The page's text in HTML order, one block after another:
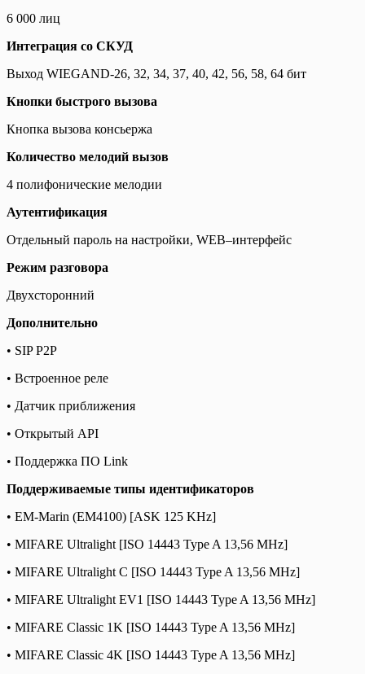
6 000 лиц
Интеграция со СКУД
Выход WIEGAND-26, 32, 34, 37, 40, 42, 56, 58, 64 бит
Кнопки быстрого вызова
Кнопка вызова консьержа
Количество мелодий вызов
4 полифонические мелодии
Аутентификация
Отдельный пароль на настройки, WEB–интерфейс
Режим разговора
Двухсторонний
Дополнительно
• SIP P2P
• Встроенное реле
• Датчик приближения
• Открытый API
• Поддержка ПО Link
Поддерживаемые типы идентификаторов
• EM-Marin (EM4100) [ASK 125 KHz]
• MIFARE Ultralight [ISO 14443 Type A 13,56 MHz]
• MIFARE Ultralight C [ISO 14443 Type A 13,56 MHz]
• MIFARE Ultralight EV1 [ISO 14443 Type A 13,56 MHz]
• MIFARE Classic 1K [ISO 14443 Type A 13,56 MHz]
• MIFARE Classic 4K [ISO 14443 Type A 13,56 MHz]